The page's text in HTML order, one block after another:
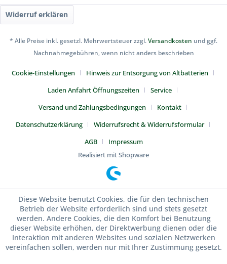
Widerruf erklären
* Alle Preise inkl. gesetzl. Mehrwertsteuer zzgl.Versandkosten und ggf.
Nachnahmegebühren, wenn nicht anders beschrieben
Cookie-Einstellungen
Hinweis zur Entsorgung von Altbatterien
Laden Anfahrt Öffnungszeiten
Service
Versand und Zahlungsbedingungen
Kontakt
Datenschutzerklärung
Widerrufsrecht & Widerrufsformular
AGB
Impressum
Realisiert mit Shopware
Diese Website benutzt Cookies, die für den technischen
Betrieb der Website erforderlich sind und stets gesetzt
werden. Andere Cookies, die den Komfort bei Benutzung
dieser Website erhöhen, der Direktwerbung dienen oder die
Interaktion mit anderen Websites und sozialen Netzwerken
vereinfachen sollen, werden nur mit Ihrer Zustimmung gesetzt.